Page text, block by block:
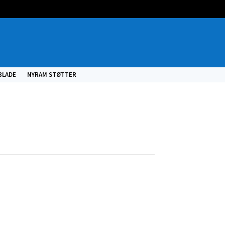
NYRAM STØTTER